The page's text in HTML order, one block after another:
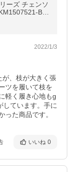
ーズ チェンソ
B
2022/1/3
、枝が大きく張
ツを履いて枝を
軽く履き心地もg
しています。手に
った商品です。
いいね 0